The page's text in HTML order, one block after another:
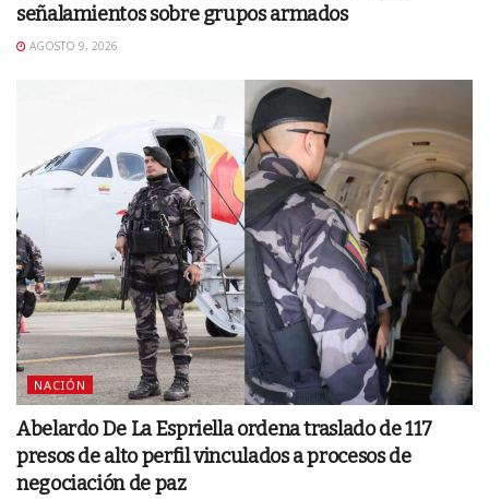
señalamientos sobre grupos armados
AGOSTO 9, 2026
NACIÓN
Abelardo De La Espriella ordena traslado de 117
presos de alto perfil vinculados a procesos de
negociación de paz